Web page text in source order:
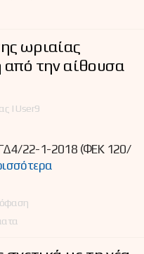
ωριαίας
την αίθουσα
| User9
22-1-2018 (ΦΕΚ 120/